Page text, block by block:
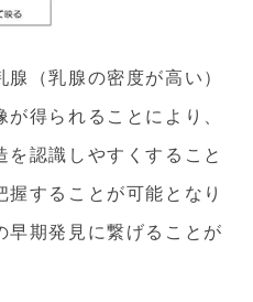
（乳腺の密度が高い）
得られることにより、
認識しやすくすること
することが可能となり
早期発見に繋げることが